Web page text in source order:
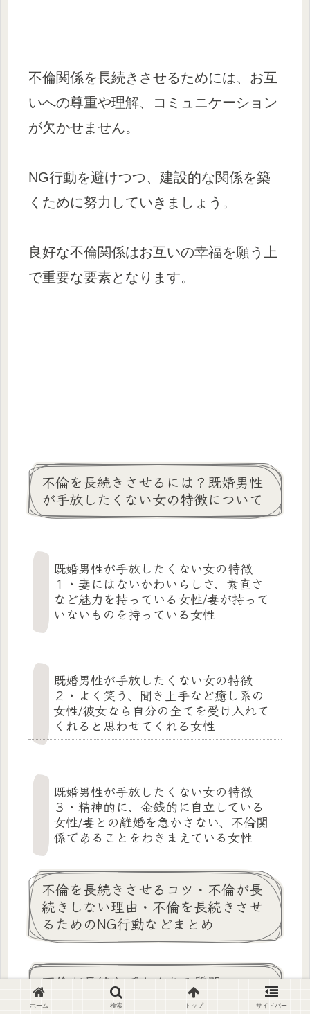
不倫関係を長続きさせるためには、お互
いへの尊重や理解、コミュニケーション
が欠かせません。
NG行動を避けつつ、建設的な関係を築
くために努力していきましょう。
良好な不倫関係はお互いの幸福を願う上
で重要な要素となります。
不倫を長続きさせるには？既婚男性
が手放したくない女の特徴について
既婚男性が手放したくない女の特徴
１・妻にはないかわいらしさ、素直さ
など魅力を持っている女性/妻が持って
いないものを持っている女性
既婚男性が手放したくない女の特徴
２・よく笑う、聞き上手など癒し系の
女性/彼女なら自分の全てを受け入れて
くれると思わせてくれる女性
既婚男性が手放したくない女の特徴
３・精神的に、金銭的に自立している
女性/妻との離婚を急かさない、不倫関
係であることをわきまえている女性
不倫を長続きさせるコツ・不倫が長
続きしない理由・不倫を長続きさせ
るためのNG行動などまとめ
不倫が長続きでよくある質問
ホーム 検索 トップ サイドバー